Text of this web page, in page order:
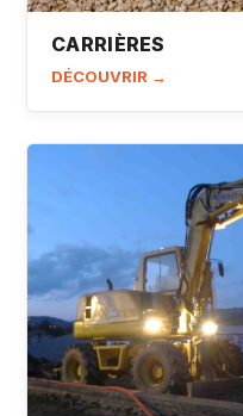
CARRIÈRES
DÉCOUVRIR →